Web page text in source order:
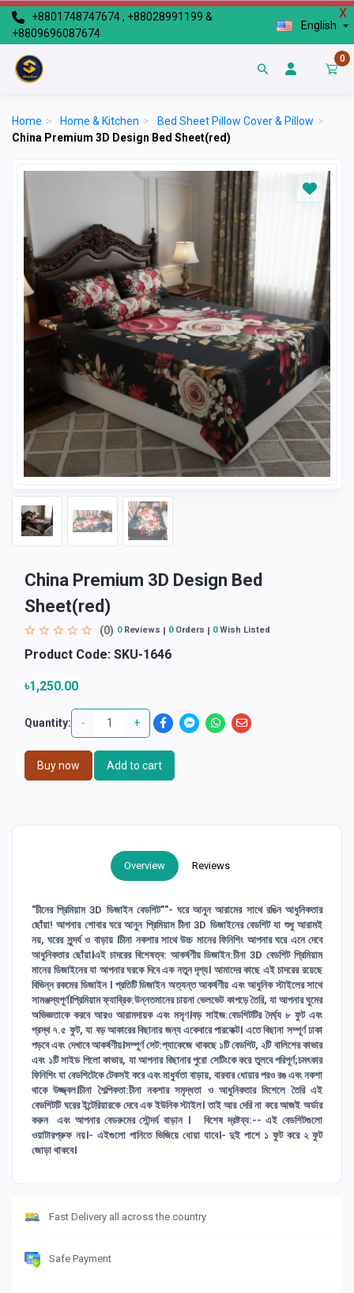
X
+8801748747674 , +88028991199 &
+8809696087674
English
0
Home > Home & Kitchen > Bed Sheet Pillow Cover & Pillow >
China Premium 3D Design Bed Sheet(red)
China Premium 3D Design Bed
Sheet(red)
(0) 0Reviews 0Orders 0Wish Listed
Product Code: SKU-1646
৳1,250.00
Quantity: - +
Buy now Add to cart
Overview Reviews
"চীনের প্রিমিয়াম 3D ডিজাইন বেডশিট""- ঘরে আনুন আরামের সাথে রঙিন আধুনিকতার
ছোঁয়া! আপনার শোবার ঘরে আনুন প্রিমিয়াম চীনা 3D ডিজাইনের বেডশিট যা শুধু আরামই
নয়, ঘরের সুন্দর্য ও বাড়ায় ।চীনা নকশার সাথে উচ্চ মানের ফিনিশিং আপনার ঘরে এনে দেবে
আধুনিকতার ছোঁয়া।এই চাদরের বিশেষত্ব: আকর্ষণীয় ডিজাইন:চীনা 3D বেডশিট প্রিমিয়াম
মানের ডিজাইনের যা আপনার ঘরকে দিবে এক নতুন দৃশ্য। আমাদের কাছে এই চাদরের রয়েছে
বিভিন্ন রকমের ডিজাইন । প্রতিটি ডিজাইন অত্যন্ত আকর্ষণীয় এবং আধুনিক স্টাইলের সাথে
সামঞ্জস্যপূর্ণ।প্রিমিয়াম ফ্যাব্রিক:উন্নতমানের চায়না ভেলভেট কাপড়ে তৈরি, যা আপনার ঘুমের
অভিজ্ঞতাকে করবে আরও আরামদায়ক এবং মসৃণ।বড় সাইজ:বেডশিটটির দৈর্ঘ্য ৮ ফুট এবং
প্রস্থ ৭.৫ ফুট, যা বড় আকারের বিছানার জন্য একেবারে পারফেক্ট। এতে বিছানা সম্পূর্ণ ঢাকা
পড়বে এবং দেখাবে আকর্ষণীয়।সম্পূর্ণ সেট:প্যাকেজে থাকছে ১টি বেডশিট, ২টি বালিশের কাভার
এবং ১টি সাইড পিলো কাভার, যা আপনার বিছানার পুরো সেটিংকে করে তুলবে পরিপূর্ণ;চমৎকার
ফিনিশিং যা বেডশিটেকে টেকসই করে এবং মাধুর্যতা বাড়ায়, বারবার ধোয়ার পরও রঙ এবং নকশা
থাকে উজ্জ্বল।চীনা শৈল্পিকতা:চীনা নকশার সমৃদ্ধতা ও আধুনিকতার মিশেলে তৈরি এই
বেডশিটটি ঘরের ইন্টেরিয়ারকে দেবে এক ইউনিক স্টাইল। তাই আর দেরি না করে আজই অর্ডার
করুন এবং আপনার বেডরুমের সৌন্দর্য বাড়ান । বিশেষ দ্রষ্টব্য:-- এই বেডশিটগুলো
ওয়াটারপ্রুফ নয়।- এইগুলো পানিতে ভিজিয়ে ধোয়া যাবে।- দুই পাশে ১ ফুট করে ২ ফুট
জোড়া থাকবে।
Fast Delivery all across the country
Safe Payment